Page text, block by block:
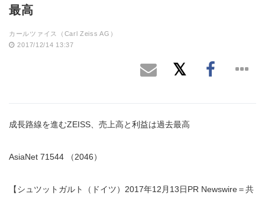
最高
カールツァイス（Carl Zeiss AG）
2017/12/14 13:37
成長路線を進むZEISS、売上高と利益は過去最高
AsiaNet 71544 （2046）
【シュツットガルト（ドイツ）2017年12月13日PR Newswire＝共